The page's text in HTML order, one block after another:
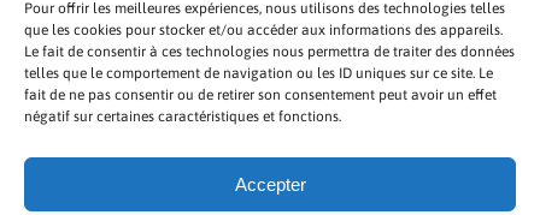
Pour offrir les meilleures expériences, nous utilisons des technologies telles
que les cookies pour stocker et/ou accéder aux informations des appareils.
Le fait de consentir à ces technologies nous permettra de traiter des données
telles que le comportement de navigation ou les ID uniques sur ce site. Le
fait de ne pas consentir ou de retirer son consentement peut avoir un effet
négatif sur certaines caractéristiques et fonctions.
Accepter
PRÉSENTATION TOUTAFRICA
A PROPOS